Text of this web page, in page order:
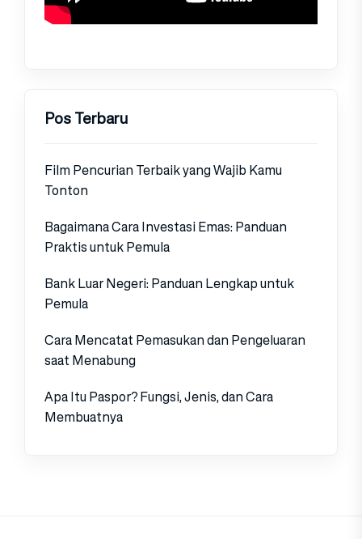
Pos Terbaru
Film Pencurian Terbaik yang Wajib Kamu
Tonton
Bagaimana Cara Investasi Emas: Panduan
Praktis untuk Pemula
Bank Luar Negeri: Panduan Lengkap untuk
Pemula
Cara Mencatat Pemasukan dan Pengeluaran
saat Menabung
Apa Itu Paspor? Fungsi, Jenis, dan Cara
Membuatnya